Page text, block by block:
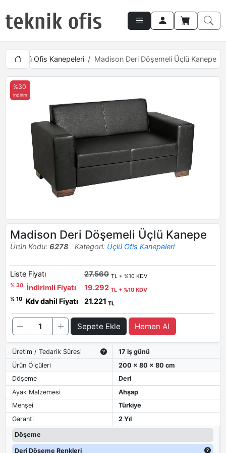
Üçlü Ofis Kanepeleri Madison Deri Döşemeli Üçlü Kanepe
%30
indirim
Madison Deri Döşemeli Üçlü Kanepe
Ürün Kodu: 6278 Kategori: Üçlü Ofis Kanepeleri
Liste Fiyatı 27.560 TL + %10 KDV
% 30
İndirimli Fiyatı 19.292 TL + %10 KDV
% 10
Kdv dahil Fiyatı 21.221 TL
Sepete Ekle Hemen Al
Üretim / Tedarik Süresi
17 iş günü
Ürün Ölçüleri
200 x 80 x 80 cm
Döşeme
Deri
Ayak Malzemesi
Ahşap
Menşei
Türkiye
Garanti
2 Yıl
Döşeme
Deri Döşeme Renkleri